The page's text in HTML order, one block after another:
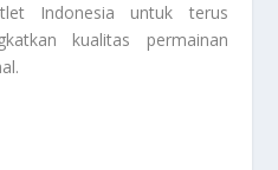
Indonesia untuk terus
kualitas permainan